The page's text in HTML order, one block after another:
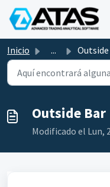
Saltar al contenido
Inicio ...
Outside Bar
Modificado el Lun,